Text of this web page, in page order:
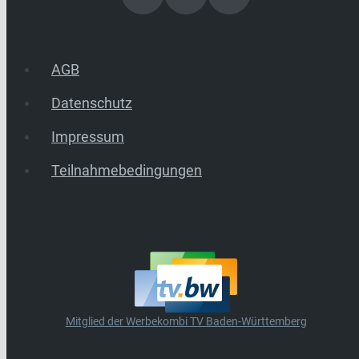
AGB
Datenschutz
Impressum
Teilnahmebedingungen
Mitglied der Werbekombi TV Baden-Württemberg